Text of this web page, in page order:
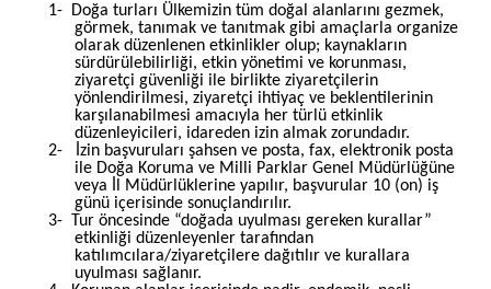
1-
Doğa turları Ülkemizin tüm doğal alanlarını gezmek,
görmek, tanımak ve tanıtmak gibi amaçlarla organize
olarak düzenlenen etkinlikler olup; kaynakların
sürdürülebilirliği, etkin yönetimi ve korunması,
ziyaretçi güvenliği ile birlikte ziyaretçilerin
yönlendirilmesi, ziyaretçi ihtiyaç ve beklentilerinin
karşılanabilmesi amacıyla her türlü etkinlik
düzenleyicileri, idareden izin almak zorundadır.
2-
İzin başvuruları şahsen ve posta, fax, elektronik posta
ile Doğa Koruma ve Milli Parklar Genel Müdürlüğüne
veya İl Müdürlüklerine yapılır, başvurular 10 (on) iş
günü içerisinde sonuçlandırılır.
3- Tur öncesinde “doğada uyulması gereken kurallar”
etkinliği düzenleyenler tarafından
katılımcılara/ziyaretçilere dağıtılır ve kurallara
uyulması sağlanır.